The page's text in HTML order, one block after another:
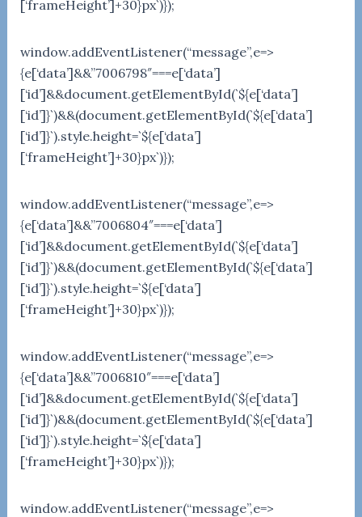
[‘frameHeight’]+30}px`)});
window.addEventListener(“message”,e=>
{e[‘data’]&&”7006798″===e[‘data’]
[‘id’]&&document.getElementById(`${e[‘data’]
[‘id’]}`)&&(document.getElementById(`${e[‘data’]
[‘id’]}`).style.height=`${e[‘data’]
[‘frameHeight’]+30}px`)});
window.addEventListener(“message”,e=>
{e[‘data’]&&”7006804″===e[‘data’]
[‘id’]&&document.getElementById(`${e[‘data’]
[‘id’]}`)&&(document.getElementById(`${e[‘data’]
[‘id’]}`).style.height=`${e[‘data’]
[‘frameHeight’]+30}px`)});
window.addEventListener(“message”,e=>
{e[‘data’]&&”7006810″===e[‘data’]
[‘id’]&&document.getElementById(`${e[‘data’]
[‘id’]}`)&&(document.getElementById(`${e[‘data’]
[‘id’]}`).style.height=`${e[‘data’]
[‘frameHeight’]+30}px`)});
window.addEventListener(“message”,e=>